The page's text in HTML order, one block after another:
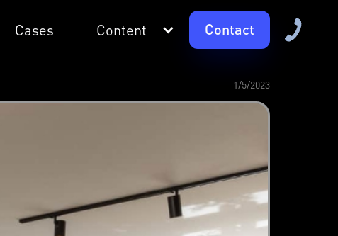
Cases Content Contact
1/5/2023